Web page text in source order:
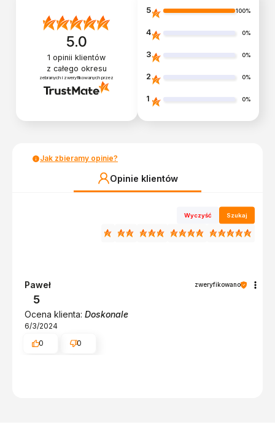
5.0
1 opinii klientów
z całego okresu
zebranych i zweryfikowanych przez
5 100%
4 0%
3 0%
2 0%
1 0%
Jak zbieramy opinie?
Opinie klientów
Wyczyść Szukaj
Paweł zweryfikowano
5
Ocena klienta: Doskonale
6/3/2024
0
0